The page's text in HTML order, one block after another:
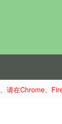
请在Chrome、